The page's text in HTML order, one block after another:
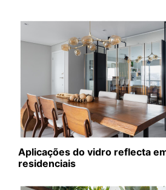
Aplicações do vidro reflecta
residenciais